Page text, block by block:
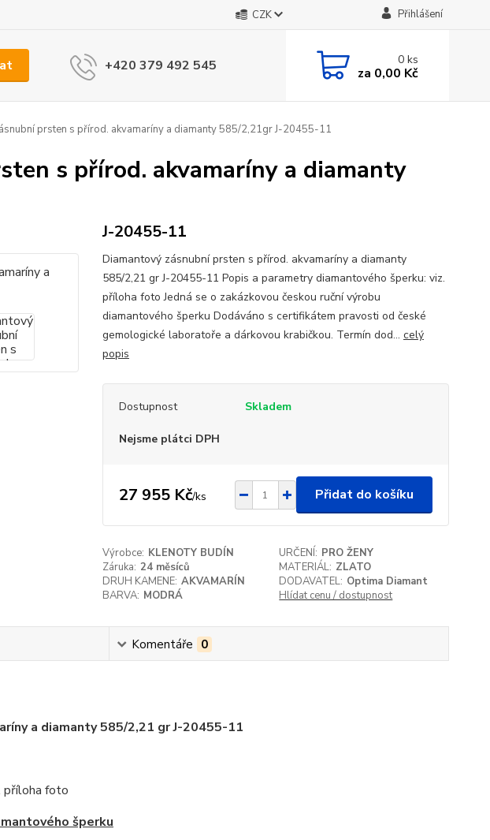
CZK Přihlášení
+420 379 492 545 0ks
za 0,00 Kč
prsten s přírod. akvamaríny a diamanty 585/2,21gr J-20455-11
s přírod. akvamaríny a diamanty
J-20455-11
Diamantový zásnubní prsten s přírod. akvamaríny a diamanty
585/2,21 gr J-20455-11 Popis a parametry diamantového šperku: viz.
příloha foto Jedná se o zakázkovou českou ruční výrobu
diamantového šperku Dodáváno s certifikátem pravosti od české
gemologické laboratoře a dárkovou krabičkou. Termín dod... celý
popis
Dostupnost Skladem
Nejsme plátci DPH
27 955 Kč/ks Přidat do košíku
Výrobce: KLENOTY BUDÍN URČENÍ: PRO ŽENY
Záruka: 24 měsíců MATERIÁL: ZLATO
DRUH KAMENE: AKVAMARÍN DODAVATEL: Optima Diamant
BARVA: MODRÁ Hlídat cenu / dostupnost
Komentáře 0
a diamanty 585/2,21 gr J-20455-11
příloha foto
šperku